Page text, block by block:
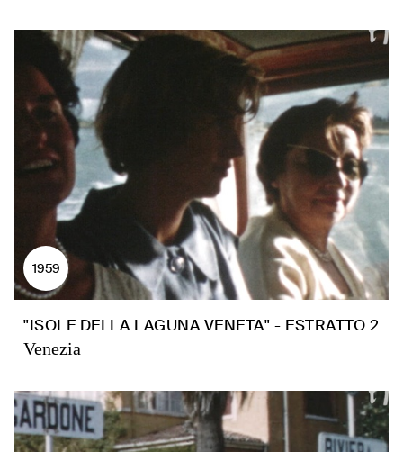
1959
"ISOLE DELLA LAGUNA VENETA" - ESTRATTO 2
Venezia